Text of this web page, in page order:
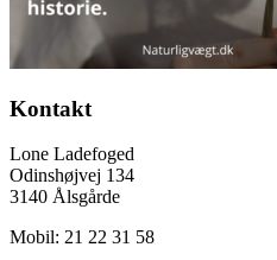
Kontakt
Lone Ladefoged
Odinshøjvej 134
3140 Ålsgårde
Mobil: 21 22 31 58